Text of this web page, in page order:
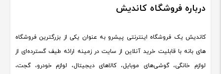
درباره فروشگاه کاندیش
کاندیش یک فروشگاه اینترنتی پیشرو به عنوان یکی از بزرگترین فروشگاه
های بانه با قابلیت خرید آنلاین از سایت در زمینه ارائه طیف گسترده‌ای از
لوازم خانگی، گوشی‌های موبایل، کالاهای دیجیتال، لوازم خودرو، گجت،